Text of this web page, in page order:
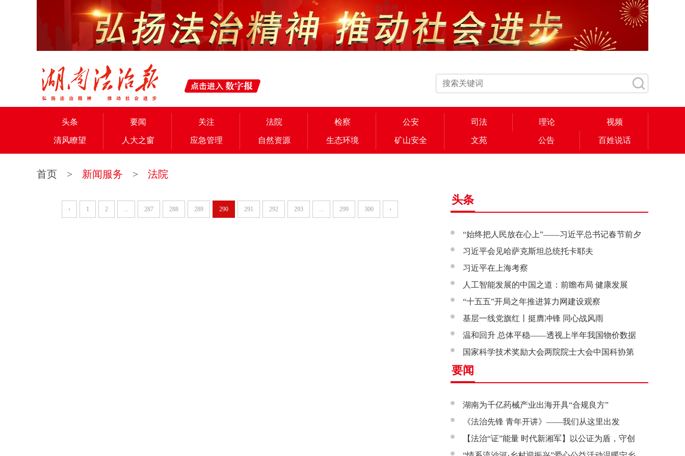
头条 要闻 关注 法院 检察 公安 司法 理论 视频
清风瞭望 人大之窗 应急管理 自然资源 生态环境 矿山安全 文苑 公告 百姓说话
首页 > 新闻服务 > 法院
‹ 1 2 ... 287 288 289 290 291 292 293 ... 299 300 ›
头条
“始终把人民放在心上”——习近平总书记春节前夕
赴辽宁看望慰问基层干部群众纪实
习近平会见哈萨克斯坦总统托卡耶夫
习近平在上海考察
人工智能发展的中国之道：前瞻布局 健康发展
“十五五”开局之年推进算力网建设观察
基层一线党旗红丨挺膺冲锋 同心战风雨
温和回升 总体平稳——透视上半年我国物价数据
国家科学技术奖励大会两院院士大会中国科协第
十一次全国代表大会在京召开
要闻
湖南为千亿药械产业出海开具“合规良方”
《法治先锋 青年开讲》——我们从这里出发
【法治“证”能量 时代新湘军】以公证为盾，守创